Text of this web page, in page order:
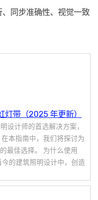
同步准确性、视觉一致
灯带（2025 年更新）
设计师的首选解决方案，
本指南中，我们将探讨为
最佳选择。 为什么使用
今的建筑照明设计中，创造